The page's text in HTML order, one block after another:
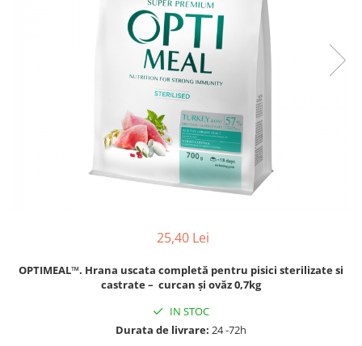
25,40 Lei
OPTIMEAL™. Hrana uscata completă pentru pisici sterilizate si
castrate– curcan şi ovăz 0,7kg
IN STOC
Durata de livrare: 24 -72h